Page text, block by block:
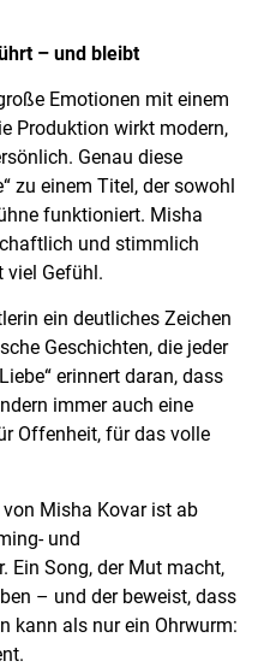
– und bleibt
Emotionen mit einem
Produktion wirkt modern,
Genau diese
zu einem Titel, der sowohl
funktioniert. Misha
und stimmlich
viel Gefühl.
ein deutliches Zeichen
Geschichten, die jeder
erinnert daran, dass
immer auch eine
Offenheit, für das volle
von Misha Kovar ist ab
und
Ein Song, der Mut macht,
– und der beweist, dass
kann als nur ein Ohrwurm: